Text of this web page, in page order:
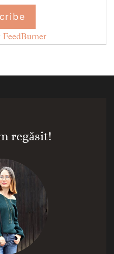
FeedBurner
regăsit!